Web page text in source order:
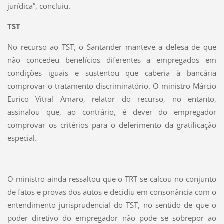
jurídica”, concluiu.
TST
No recurso ao TST, o Santander manteve a defesa de que
não concedeu benefícios diferentes a empregados em
condições iguais e sustentou que caberia à bancária
comprovar o tratamento discriminatório. O ministro Márcio
Eurico Vitral Amaro, relator do recurso, no entanto,
assinalou que, ao contrário, é dever do empregador
comprovar os critérios para o deferimento da gratificação
especial.
O ministro ainda ressaltou que o TRT se calcou no conjunto
de fatos e provas dos autos e decidiu em consonância com o
entendimento jurisprudencial do TST, no sentido de que o
poder diretivo do empregador não pode se sobrepor ao